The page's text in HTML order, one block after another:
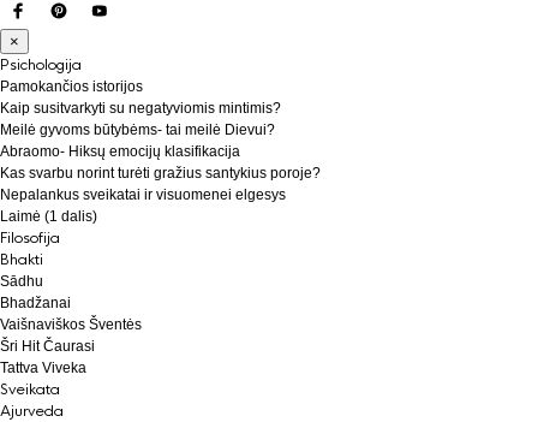
×
Psichologija
Pamokančios istorijos
Kaip susitvarkyti su negatyviomis mintimis?
Meilė gyvoms būtybėms- tai meilė Dievui?
Abraomo- Hiksų emocijų klasifikacija
Kas svarbu norint turėti gražius santykius poroje?
Nepalankus sveikatai ir visuomenei elgesys
Laimė (1 dalis)
Filosofija
Bhakti
Sādhu
Bhadžanai
Vaišnaviškos Šventės
Šri Hit Čaurasi
Tattva Viveka
Sveikata
Ajurveda